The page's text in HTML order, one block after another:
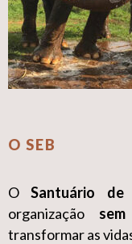
O SEB
OSantuário de
organização
transformar as